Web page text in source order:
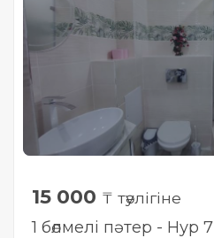
15 000 ₸ тәулігіне
1 бөлмелі пәтер - Нур 7